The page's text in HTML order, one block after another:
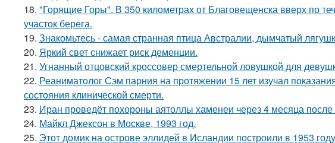
18. "Горящие Горы". В 350 километрах от Благовещенска вверх по
участок берега.
19. Знакомьтесь - самая странная птица Австралии, дымчатый
20. Яркий свет снижает риск деменции.
21. Угнанный отцовский кроссовер смертельной ловушкой для
22. Реаниматолог Сэм парния на протяжении 15 лет изучал
состояния клинической смерти.
23. Иран проведёт похороны аятоллы хаменеи через 4 месяца после
24. Майкл Джексон в Москве, 1993 год.
25. Этот домик на острове эллидей в Исландии построили в 1953